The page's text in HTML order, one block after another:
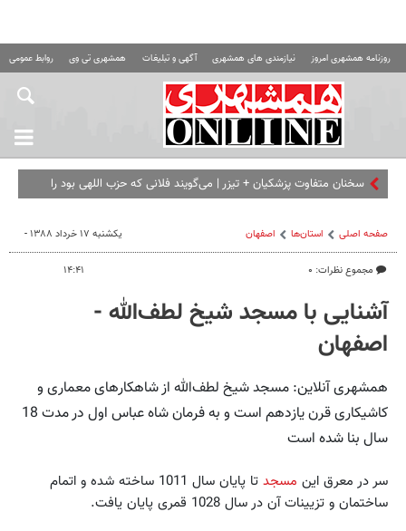
روزنامه همشهری امروز نیازمندی های همشهری آگهی و تبلیغات همشهری تی وی روابط عمومی
سخنان متفاوت پزشکیان + تیزر | می‌گویند فلانی که حزب اللهی بود را
صفحه اصلی استان‌ها اصفهان
مجموع نظرات: ۰
یکشنبه ۱۷ خرداد ۱۳۸۸ -
۱۴:۴۱
آشنایی با مسجد شیخ لطف‌الله -
اصفهان
همشهری آنلاین: مسجد شیخ لطف‌الله از شاهکارهای معماری و
کاشیکاری قرن یازدهم است و به فرمان شاه عباس اول در مدت 18
سال بنا شده است
سر در معرق این مسجد
تا پایان سال 1011 ساخته شده و اتمام
ساختمان و تزیینات آن در سال 1028 قمری پایان یافت.